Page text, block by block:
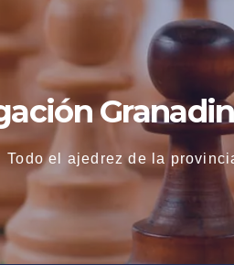
Todo el ajedrez de la